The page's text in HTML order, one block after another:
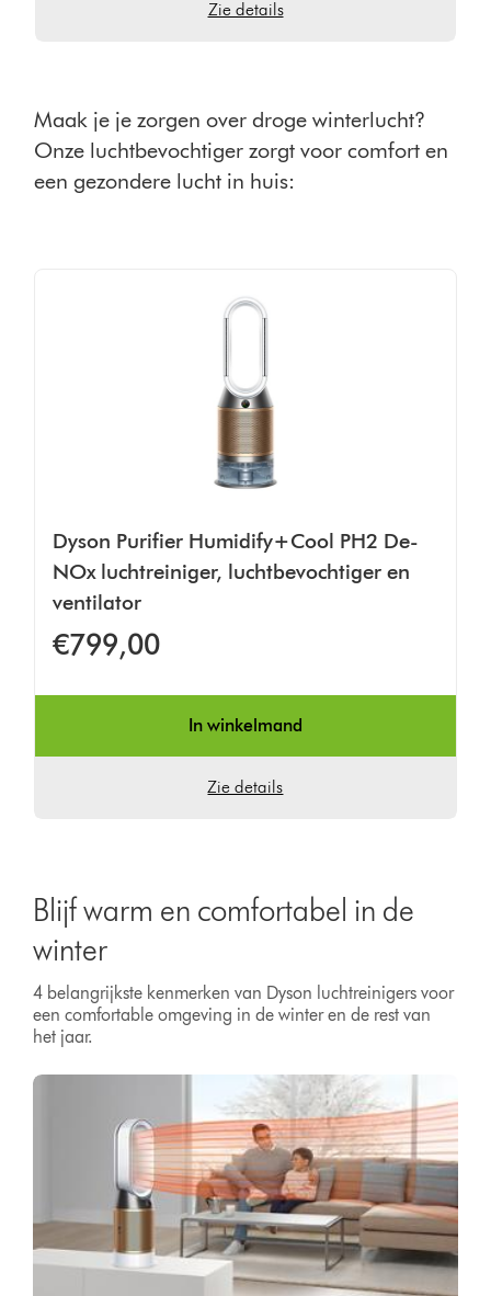
Zie details
Maak je je zorgen over droge winterlucht?
Onze luchtbevochtiger zorgt voor comfort en
een gezondere lucht in huis:
Dyson Purifier Humidify+Cool PH2 De-
NOx luchtreiniger, luchtbevochtiger en
ventilator
€799,00
In winkelmand
Zie details
Blijf warm en comfortabel in de
winter
4 belangrijkste kenmerken van Dyson luchtreinigers voor
een comfortable omgeving in de winter en de rest van
het jaar.